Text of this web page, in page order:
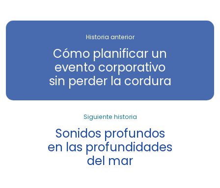
Historia anterior
Cómo planificar un
evento corporativo
sin perder la cordura
Siguiente historia
Sonidos profundos
en las profundidades
del mar